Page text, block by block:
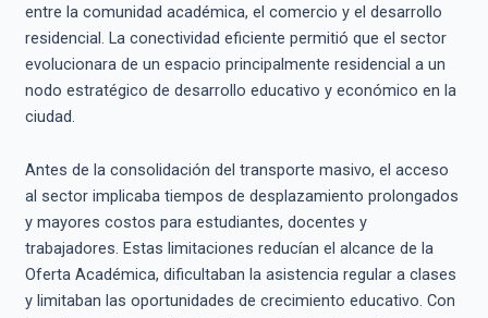
entre la comunidad académica, el comercio y el desarrollo
residencial. La conectividad eficiente permitió que el sector
evolucionara de un espacio principalmente residencial a un
nodo estratégico de desarrollo educativo y económico en la
ciudad.
Antes de la consolidación del transporte masivo, el acceso
al sector implicaba tiempos de desplazamiento prolongados
y mayores costos para estudiantes, docentes y
trabajadores. Estas limitaciones reducían el alcance de la
Oferta Académica, dificultaban la asistencia regular a clases
y limitaban las oportunidades de crecimiento educativo. Con